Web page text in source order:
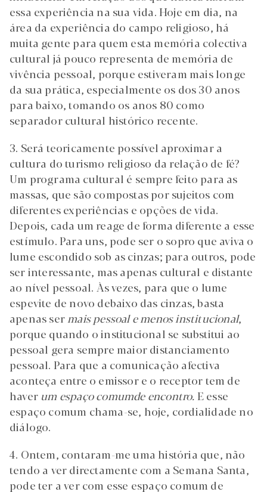
essa experiência na sua vida. Hoje em dia, na
área da experiência do campo religioso, há
muita gente para quem esta memória colectiva
cultural já pouco representa de memória de
vivência pessoal, porque estiveram mais longe
da sua prática, especialmente os dos 30 anos
para baixo, tomando os anos 80 como
separador cultural histórico recente.
3. Será teoricamente possível aproximar a
cultura do turismo religioso da relação de fé?
Um programa cultural é sempre feito para as
massas, que são compostas por sujeitos com
diferentes experiências e opções de vida.
Depois, cada um reage de forma diferente a esse
estímulo. Para uns, pode ser o sopro que aviva o
lume escondido sob as cinzas; para outros, pode
ser interessante, mas apenas cultural e distante
ao nível pessoal. Às vezes, para que o lume
espevite de novo debaixo das cinzas, basta
apenas ser mais pessoal e menos institucional,
porque quando o institucional se substitui ao
pessoal gera sempre maior distanciamento
pessoal. Para que a comunicação afectiva
aconteça entre o emissor e o receptor tem de
haver um espaço comumde encontro. E esse
espaço comum chama-se, hoje, cordialidade no
diálogo.
4. Ontem, contaram-me uma história que, não
tendo a ver directamente com a Semana Santa,
pode ter a ver com esse espaço comum de